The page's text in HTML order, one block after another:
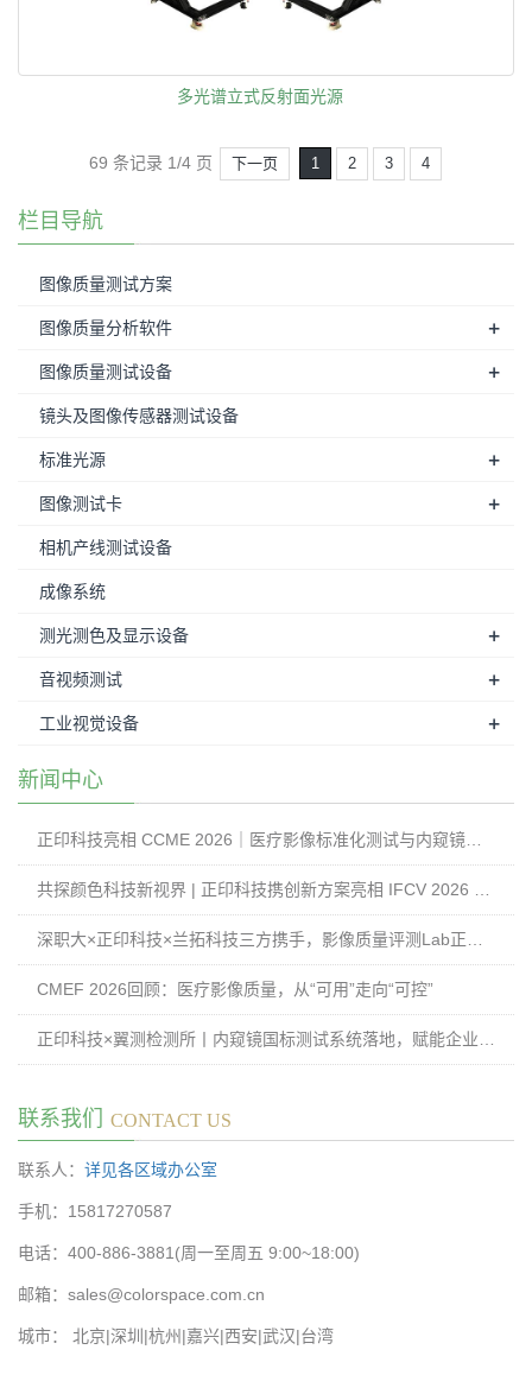
多光谱立式反射面光源
69 条记录 1/4 页 下一页 1 2 3 4
栏目导航
图像质量测试方案
图像质量分析软件 +
图像质量测试设备 +
镜头及图像传感器测试设备
标准光源 +
图像测试卡 +
相机产线测试设备
成像系统
测光测色及显示设备 +
音视频测试 +
工业视觉设备 +
新闻中心
CMEF 2026回顾：医疗影像质量，从“可用”走向“可控”
联系我们 CONTACT US
联系人： 详见各区域办公室
手机：15817270587
电话：400-886-3881(周一至周五 9:00~18:00)
邮箱：sales@colorspace.com.cn
城市： 北京|深圳|杭州|嘉兴|西安|武汉|台湾